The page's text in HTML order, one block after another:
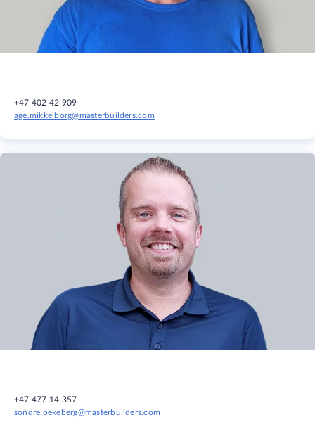
+47 402 42 909
age.mikkelborg@masterbuilders.com
+47 477 14 357
sondre.pekeberg@masterbuilders.com